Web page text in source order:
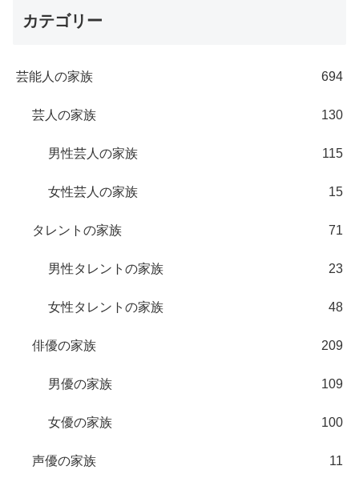
カテゴリー
芸能人の家族 694
芸人の家族 130
男性芸人の家族 115
女性芸人の家族 15
タレントの家族 71
男性タレントの家族 23
女性タレントの家族 48
俳優の家族 209
男優の家族 109
女優の家族 100
声優の家族 11